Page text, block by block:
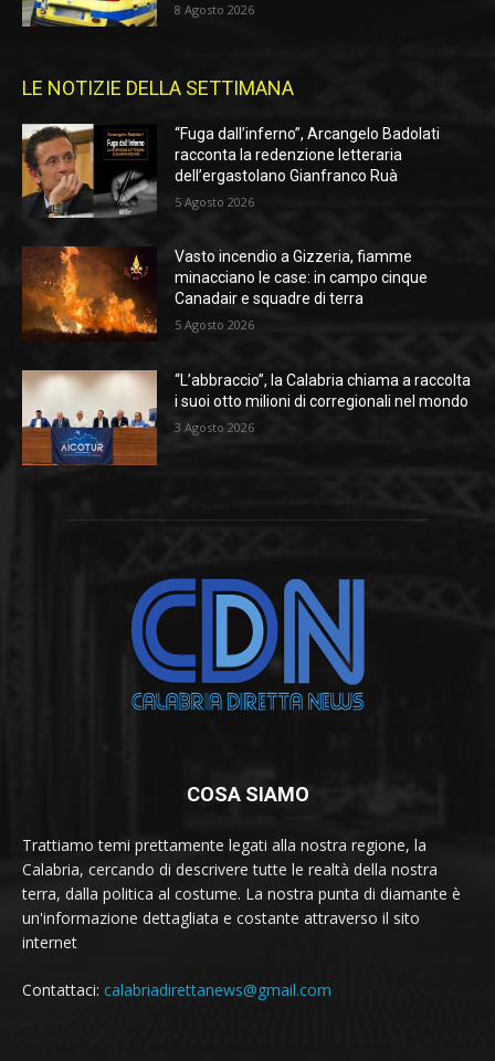
8 Agosto 2026
LE NOTIZIE DELLA SETTIMANA
“Fuga dall’inferno”, Arcangelo Badolati
racconta la redenzione letteraria
dell’ergastolano Gianfranco Ruà
5 Agosto 2026
Vasto incendio a Gizzeria, fiamme
minacciano le case: in campo cinque
Canadair e squadre di terra
5 Agosto 2026
“L’abbraccio”, la Calabria chiama a raccolta
i suoi otto milioni di corregionali nel mondo
3 Agosto 2026
COSA SIAMO
Trattiamo temi prettamente legati alla nostra regione, la
Calabria, cercando di descrivere tutte le realtà della nostra
terra, dalla politica al costume. La nostra punta di diamante è
un'informazione dettagliata e costante attraverso il sito
internet
Contattaci: calabriadirettanews@gmail.com